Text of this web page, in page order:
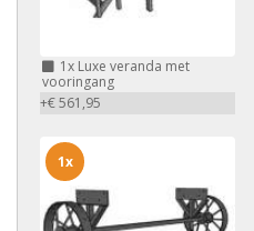
1x Luxe veranda met
vooringang
+€ 561,95
1x